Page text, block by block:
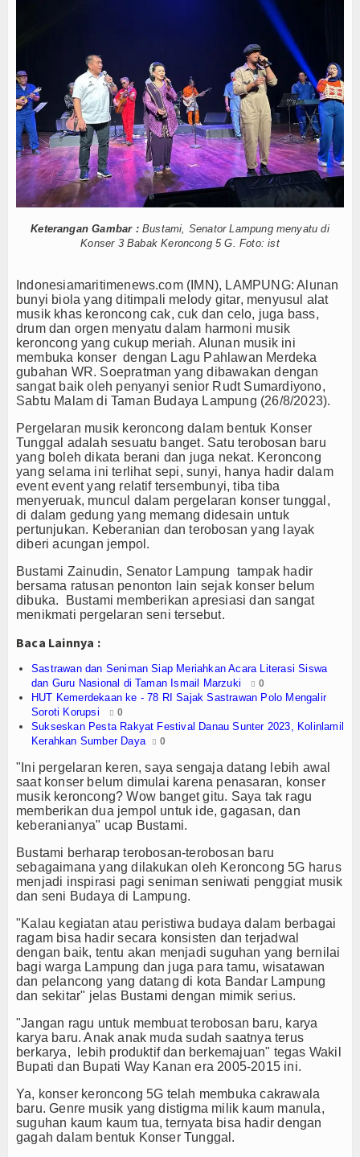
Internasional
Kelautan dan Perikanan
Kesehatan
Khazanah
Logistik
Nasional
News
Olahraga
Perhubungan
Religi
Opini
Pelabuhan
Politik
Seni & Budaya
Sorot
Tauziah
Tokoh
Wisata
TV
Channel
IPC TPK-Kejari Jakut Perpanjang Kerja Sama Hukum
5 Motor Harley Pretelan dari China Diselundupkan Lewat
K3 Menyentuh Esensi Perlindungan Nyawa
Menhan RI, Panglima TNI dan Kepala Staf Angkatan
Getarkan Laut Dabo Singkep
Salat Hajat dan Santuni Anak Yatim
Kampung Nelayan Merah Putih
Edukasi Publik Lawan Pinjol Ilegal
Tinggi
IPC TPK-Kejari Jakut Perpanjang Kerja Sama Hukum
ABK
5 Motor Harley Pretelan dari China Diselundupkan Lewat
K3 Menyentuh Esensi Perlindungan Nyawa
Menhan RI, Panglima TNI dan Kepala Staf Angkatan
Keterangan Gambar :Bustami, Senator Lampung menyatu di
Konser 3 Babak Keroncong 5 G. Foto: ist
Indonesiamaritimenews.com (IMN), LAMPUNG: Alunan
bunyi biola yang ditimpali melody gitar, menyusul alat
musik khas keroncong cak, cuk dan celo, juga bass,
drum dan orgen menyatu dalam harmoni musik
keroncong yang cukup meriah. Alunan musik ini
membuka konser dengan Lagu Pahlawan Merdeka
gubahan WR. Soepratman yang dibawakan dengan
sangat baik oleh penyanyi senior Rudt Sumardiyono,
Sabtu Malam di Taman Budaya Lampung (26/8/2023).
Pergelaran musik keroncong dalam bentuk Konser
Tunggal adalah sesuatu banget. Satu terobosan baru
yang boleh dikata berani dan juga nekat. Keroncong
yang selama ini terlihat sepi, sunyi, hanya hadir dalam
event event yang relatif tersembunyi, tiba tiba
menyeruak, muncul dalam pergelaran konser tunggal,
di dalam gedung yang memang didesain untuk
pertunjukan. Keberanian dan terobosan yang layak
diberi acungan jempol.
Bustami Zainudin, Senator Lampung tampak hadir
bersama ratusan penonton lain sejak konser belum
dibuka. Bustami memberikan apresiasi dan sangat
menikmati pergelaran seni tersebut.
Baca Lainnya :
Sastrawan dan Seniman Siap Meriahkan Acara Literasi Siswa
dan Guru Nasional di Taman Ismail Marzuki
0
HUT Kemerdekaan ke - 78 RI Sajak Sastrawan Polo Mengalir
Soroti Korupsi
0
Sukseskan Pesta Rakyat Festival Danau Sunter 2023, Kolinlamil
Kerahkan Sumber Daya
0
"Ini pergelaran keren, saya sengaja datang lebih awal
saat konser belum dimulai karena penasaran, konser
musik keroncong? Wow banget gitu. Saya tak ragu
memberikan dua jempol untuk ide, gagasan, dan
keberanianya" ucap Bustami.
Bustami berharap terobosan-terobosan baru
sebagaimana yang dilakukan oleh Keroncong 5G harus
menjadi inspirasi pagi seniman seniwati penggiat musik
dan seni Budaya di Lampung.
"Kalau kegiatan atau peristiwa budaya dalam berbagai
ragam bisa hadir secara konsisten dan terjadwal
dengan baik, tentu akan menjadi suguhan yang bernilai
bagi warga Lampung dan juga para tamu, wisatawan
dan pelancong yang datang di kota Bandar Lampung
dan sekitar" jelas Bustami dengan mimik serius.
"Jangan ragu untuk membuat terobosan baru, karya
karya baru. Anak anak muda sudah saatnya terus
berkarya, lebih produktif dan berkemajuan" tegas Wakil
Bupati dan Bupati Way Kanan era 2005-2015 ini.
Ya, konser keroncong 5G telah membuka cakrawala
baru. Genre musik yang distigma milik kaum manula,
suguhan kaum kaum tua, ternyata bisa hadir dengan
gagah dalam bentuk Konser Tunggal.